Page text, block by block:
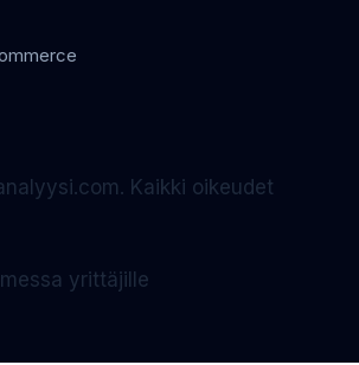
Kaikki oikeudet
yrittäjille